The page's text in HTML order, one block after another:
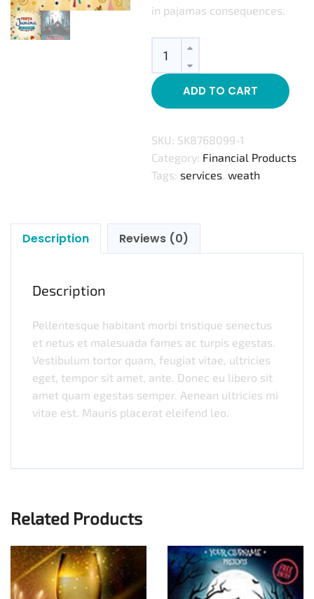
in pajamas consequences.
Quantity
ADD TO CART
SKU: SK8768099-1
Category: Financial Products
Tags: services, weath
Description Reviews (0)
Description
Pellentesque habitant morbi tristique senectus
et netus et malesuada fames ac turpis egestas.
Vestibulum tortor quam, feugiat vitae, ultricies
eget, tempor sit amet, ante. Donec eu libero sit
amet quam egestas semper. Aenean ultricies mi
vitae est. Mauris placerat eleifend leo.
Related Products